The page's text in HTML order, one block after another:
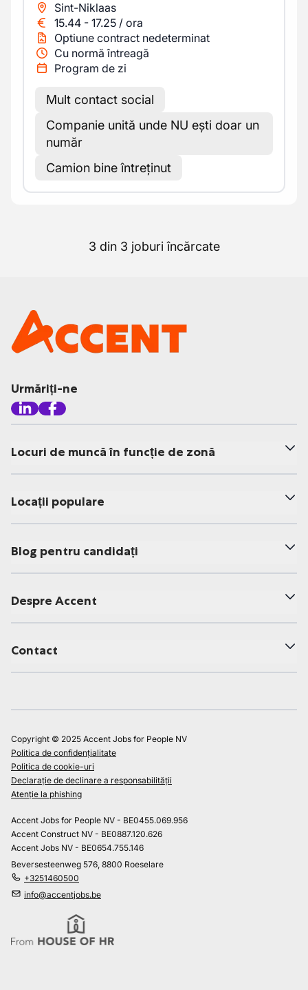
Sint-Niklaas
15.44 - 17.25 / ora
Optiune contract nedeterminat
Cu normă întreagă
Program de zi
Mult contact social
Companie unită unde NU ești doar un
număr
Camion bine întreținut
3 din 3 joburi încărcate
Urmăriți-ne
Locuri de muncă în funcție de zonă
Locații populare
Blog pentru candidați
Despre Accent
Contact
Copyright © 2025 Accent Jobs for People NV
Politica de confidențialitate
Politica de cookie-uri
Declarație de declinare a responsabilității
Atenție la phishing
Accent Jobs for People NV - BE0455.069.956
Accent Construct NV - BE0887.120.626
Accent Jobs NV - BE0654.755.146
Beversesteenweg 576, 8800 Roeselare
+3251460500
info@accentjobs.be